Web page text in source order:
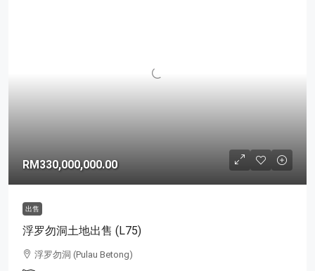
RM330,000,000.00
出售
浮罗勿洞土地出售 (L75)
浮罗勿洞 (Pulau Betong)